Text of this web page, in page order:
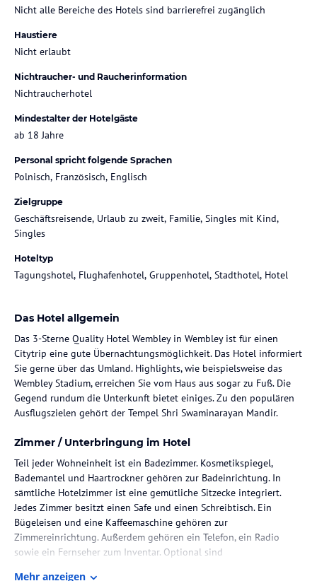
Nicht alle Bereiche des Hotels sind barrierefrei zugänglich
Haustiere
Nicht erlaubt
Nichtraucher- und Raucherinformation
Nichtraucherhotel
Mindestalter der Hotelgäste
ab 18 Jahre
Personal spricht folgende Sprachen
Polnisch, Französisch, Englisch
Zielgruppe
Geschäftsreisende, Urlaub zu zweit, Familie, Singles mit Kind,
Singles
Hoteltyp
Tagungshotel, Flughafenhotel, Gruppenhotel, Stadthotel, Hotel
Das Hotel allgemein
Das 3-Sterne Quality Hotel Wembley in Wembley ist für einen
Citytrip eine gute Übernachtungsmöglichkeit. Das Hotel informiert
Sie gerne über das Umland. Highlights, wie beispielsweise das
Wembley Stadium, erreichen Sie vom Haus aus sogar zu Fuß. Die
Gegend rundum die Unterkunft bietet einiges. Zu den populären
Ausflugszielen gehört der Tempel Shri Swaminarayan Mandir.
Zimmer / Unterbringung im Hotel
Teil jeder Wohneinheit ist ein Badezimmer. Kosmetikspiegel,
Bademantel und Haartrockner gehören zur Badeinrichtung. In
sämtliche Hotelzimmer ist eine gemütliche Sitzecke integriert.
Jedes Zimmer besitzt einen Safe und einen Schreibtisch. Ein
Bügeleisen und eine Kaffeemaschine gehören zur
Zimmereinrichtung. Außerdem gehören ein Telefon, ein Radio
sowie ein Fernseher zum Inventar. Optional sind
Mehr anzeigen